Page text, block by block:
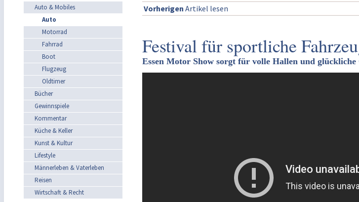
Auto & Mobiles
Auto
Motorrad
Fahrrad
Boot
Flugzeug
Oldtimer
Bücher
Gewinnspiele
Kommentar
Küche & Keller
Kunst & Kultur
Lifestyle
Männerleben & Vaterleben
Reisen
Wirtschaft & Recht
Vorherigen Artikel lesen
Festival für sportliche
Essen Motor Show sorgt für volle Hallen und glückliche